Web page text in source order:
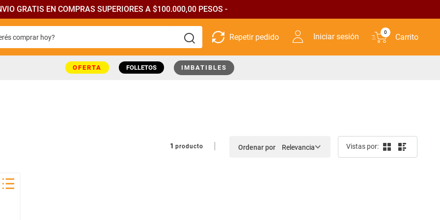
GRATIS EN COMPRAS SUPERIORES A $100.000,00 PESOS -
comprar hoy?
Iniciar sesión 0
OFERTA FOLLETOS IMBATIBLES
1 producto Ordenar por Relevancia
buscados